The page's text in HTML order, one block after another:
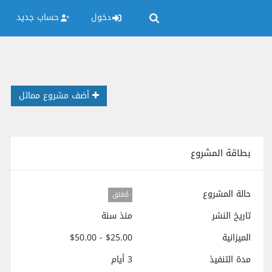
دخول حساب جديد
أضف مشروع مماثل
بطاقة المشروع
حالة المشروع مُغلق
تاريخ النشر
منذ سنة
الميزانية
$25.00 - $50.00
مدة التنفيذ
3 أيام